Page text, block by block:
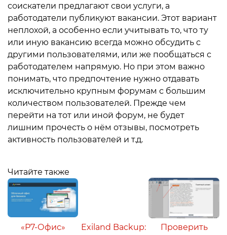
соискатели предлагают свои услуги, а
работодатели публикуют вакансии. Этот вариант
неплохой, а особенно если учитывать то, что ту
или иную вакансию всегда можно обсудить с
другими пользователями, или же пообщаться с
работодателем напрямую. Но при этом важно
понимать, что предпочтение нужно отдавать
исключительно крупным форумам с большим
количеством пользователей. Прежде чем
перейти на тот или иной форум, не будет
лишним прочесть о нём отзывы, посмотреть
активность пользователей и т.д.
Читайте также
«Р7-Офис»
Exiland Backup:
Проверить